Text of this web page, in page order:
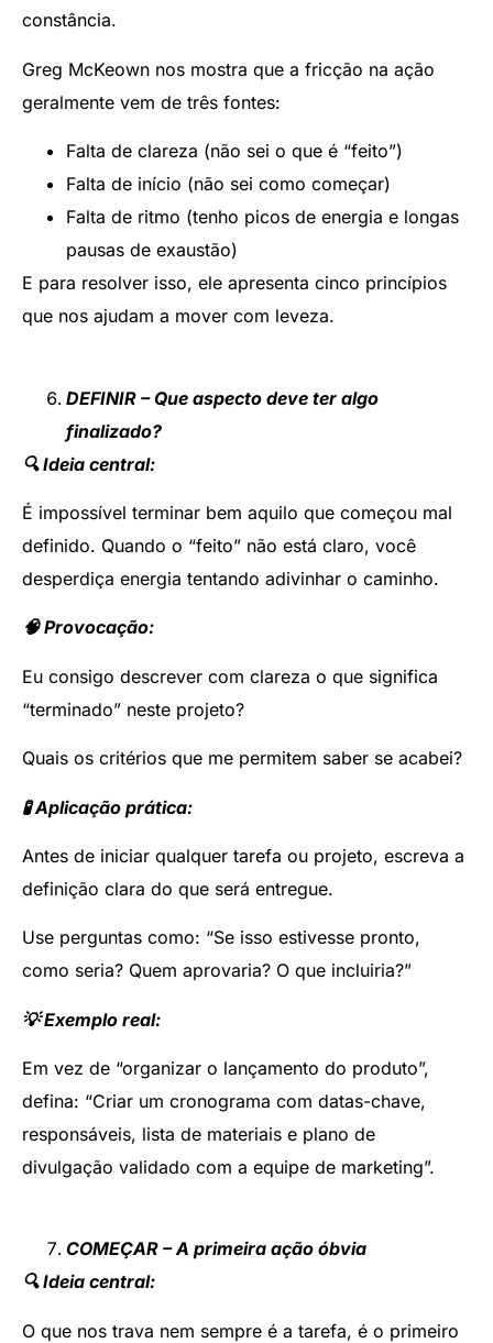
constância.
Greg McKeown nos mostra que a fricção na ação
geralmente vem de três fontes:
Falta de clareza (não sei o que é “feito”)
Falta de início (não sei como começar)
Falta de ritmo (tenho picos de energia e longas
pausas de exaustão)
E para resolver isso, ele apresenta cinco princípios
que nos ajudam a mover com leveza.
DEFINIR – Que aspecto deve ter algo
finalizado?
🔍 Ideia central:
É impossível terminar bem aquilo que começou mal
definido. Quando o “feito” não está claro, você
desperdiça energia tentando adivinhar o caminho.
🧠 Provocação:
Eu consigo descrever com clareza o que significa
“terminado” neste projeto?
Quais os critérios que me permitem saber se acabei?
🧪 Aplicação prática:
Antes de iniciar qualquer tarefa ou projeto, escreva a
definição clara do que será entregue.
Use perguntas como: “Se isso estivesse pronto,
como seria? Quem aprovaria? O que incluiria?”
💡 Exemplo real:
Em vez de “organizar o lançamento do produto”,
defina: “Criar um cronograma com datas-chave,
responsáveis, lista de materiais e plano de
divulgação validado com a equipe de marketing”.
COMEÇAR – A primeira ação óbvia
🔍 Ideia central:
O que nos trava nem sempre é a tarefa, é o primeiro